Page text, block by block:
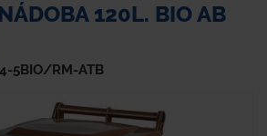
120L. BIO AB
5BIO/RM-ATB